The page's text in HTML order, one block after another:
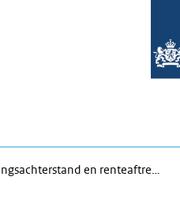
en renteaftre…